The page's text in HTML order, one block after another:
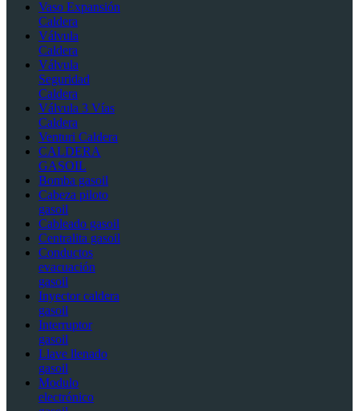
Vaso Expansión
Caldera
Válvula
Caldera
Válvula
Seguridad
Caldera
Válvula 3 Vías
Caldera
Venturi Caldera
CALDERA
GASOIL
Bomba gasoil
Cabeza piloto
gasoil
Cableado gasoil
Centralita gasoil
Conductos
evacuación
gasoil
Inyector caldera
gasoil
Interruptor
gasoil
Llave llenado
gasoil
Modulo
electrónico